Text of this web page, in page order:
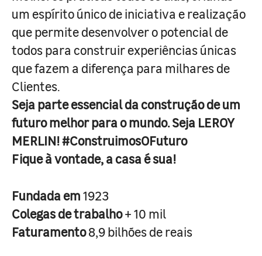
um espírito único de iniciativa e realização
que permite desenvolver o potencial de
todos para construir experiências únicas
que fazem a diferença para milhares de
Clientes.
Seja parte essencial da construção de um
futuro melhor para o mundo. Seja LEROY
MERLIN! #ConstruimosOFuturo
Fique à vontade, a casa é sua!
Fundada em1923
Colegas de trabalho+ 10 mil
Faturamento8,9 bilhões de reais